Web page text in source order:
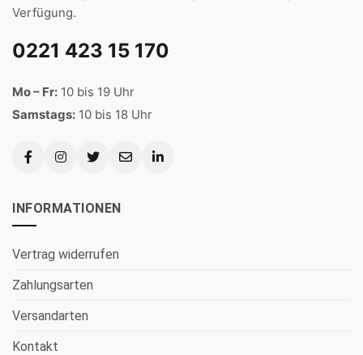
Verfügung.
0221 423 15 170
Mo – Fr: 10 bis 19 Uhr
Samstags: 10 bis 18 Uhr
INFORMATIONEN
Vertrag widerrufen
Zahlungsarten
Versandarten
Kontakt